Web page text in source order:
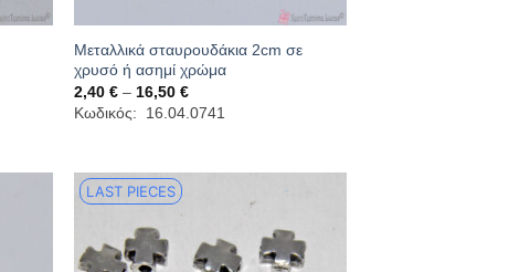
Μεταλλικά σταυρουδάκια 2cm σε
χρυσό ή ασημί χρώμα
2,40€ – 16,50€Price
range:
2,40 €
Κωδικός: 16.04.0741
LAST PIECES